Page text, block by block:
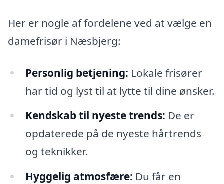
Her er nogle af fordelene ved at vælge en
damefrisør i Næsbjerg:
Personlig betjening: Lokale frisører
har tid og lyst til at lytte til dine ønsker.
Kendskab til nyeste trends: De er
opdaterede på de nyeste hårtrends
og teknikker.
Hyggelig atmosfære: Du får en